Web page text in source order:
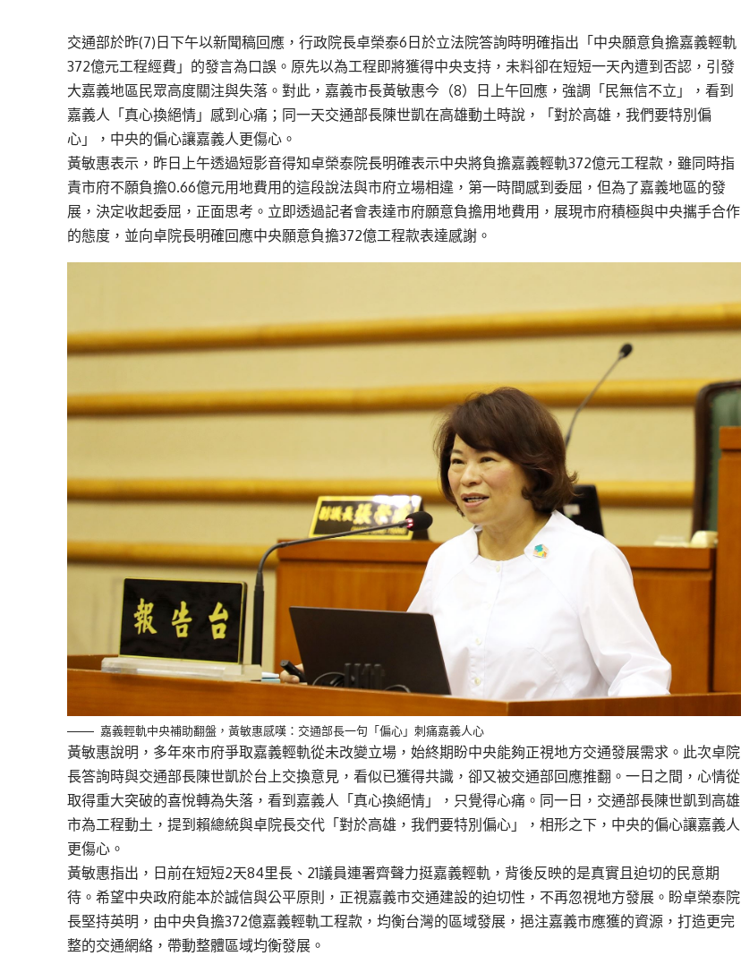
交通部於昨(7)日下午以新聞稿回應，行政院長卓榮泰6日於立法院答詢時明確指出「中央願意負擔嘉義輕軌
372億元工程經費」的發言為口誤。原先以為工程即將獲得中央支持，未料卻在短短一天內遭到否認，引發
大嘉義地區民眾高度關注與失落。對此，嘉義市長黃敏惠今（8）日上午回應，強調「民無信不立」，看到
嘉義人「真心換絕情」感到心痛；同一天交通部長陳世凱在高雄動土時說，「對於高雄，我們要特別偏
心」，中央的偏心讓嘉義人更傷心。
黃敏惠表示，昨日上午透過短影音得知卓榮泰院長明確表示中央將負擔嘉義輕軌372億元工程款，雖同時指
責市府不願負擔0.66億元用地費用的這段說法與市府立場相違，第一時間感到委屈，但為了嘉義地區的發
展，決定收起委屈，正面思考。立即透過記者會表達市府願意負擔用地費用，展現市府積極與中央攜手合作
的態度，並向卓院長明確回應中央願意負擔372億工程款表達感謝。
嘉義輕軌中央補助翻盤，黃敏惠感嘆：交通部長一句「偏心」刺痛嘉義人心
黃敏惠說明，多年來市府爭取嘉義輕軌從未改變立場，始終期盼中央能夠正視地方交通發展需求。此次卓院
長答詢時與交通部長陳世凱於台上交換意見，看似已獲得共識，卻又被交通部回應推翻。一日之間，心情從
取得重大突破的喜悅轉為失落，看到嘉義人「真心換絕情」，只覺得心痛。同一日，交通部長陳世凱到高雄
市為工程動土，提到賴總統與卓院長交代「對於高雄，我們要特別偏心」，相形之下，中央的偏心讓嘉義人
更傷心。
黃敏惠指出，日前在短短2天84里長、21議員連署齊聲力挺嘉義輕軌，背後反映的是真實且迫切的民意期
待。希望中央政府能本於誠信與公平原則，正視嘉義市交通建設的迫切性，不再忽視地方發展。盼卓榮泰院
長堅持英明，由中央負擔372億嘉義輕軌工程款，均衡台灣的區域發展，挹注嘉義市應獲的資源，打造更完
整的交通網絡，帶動整體區域均衡發展。